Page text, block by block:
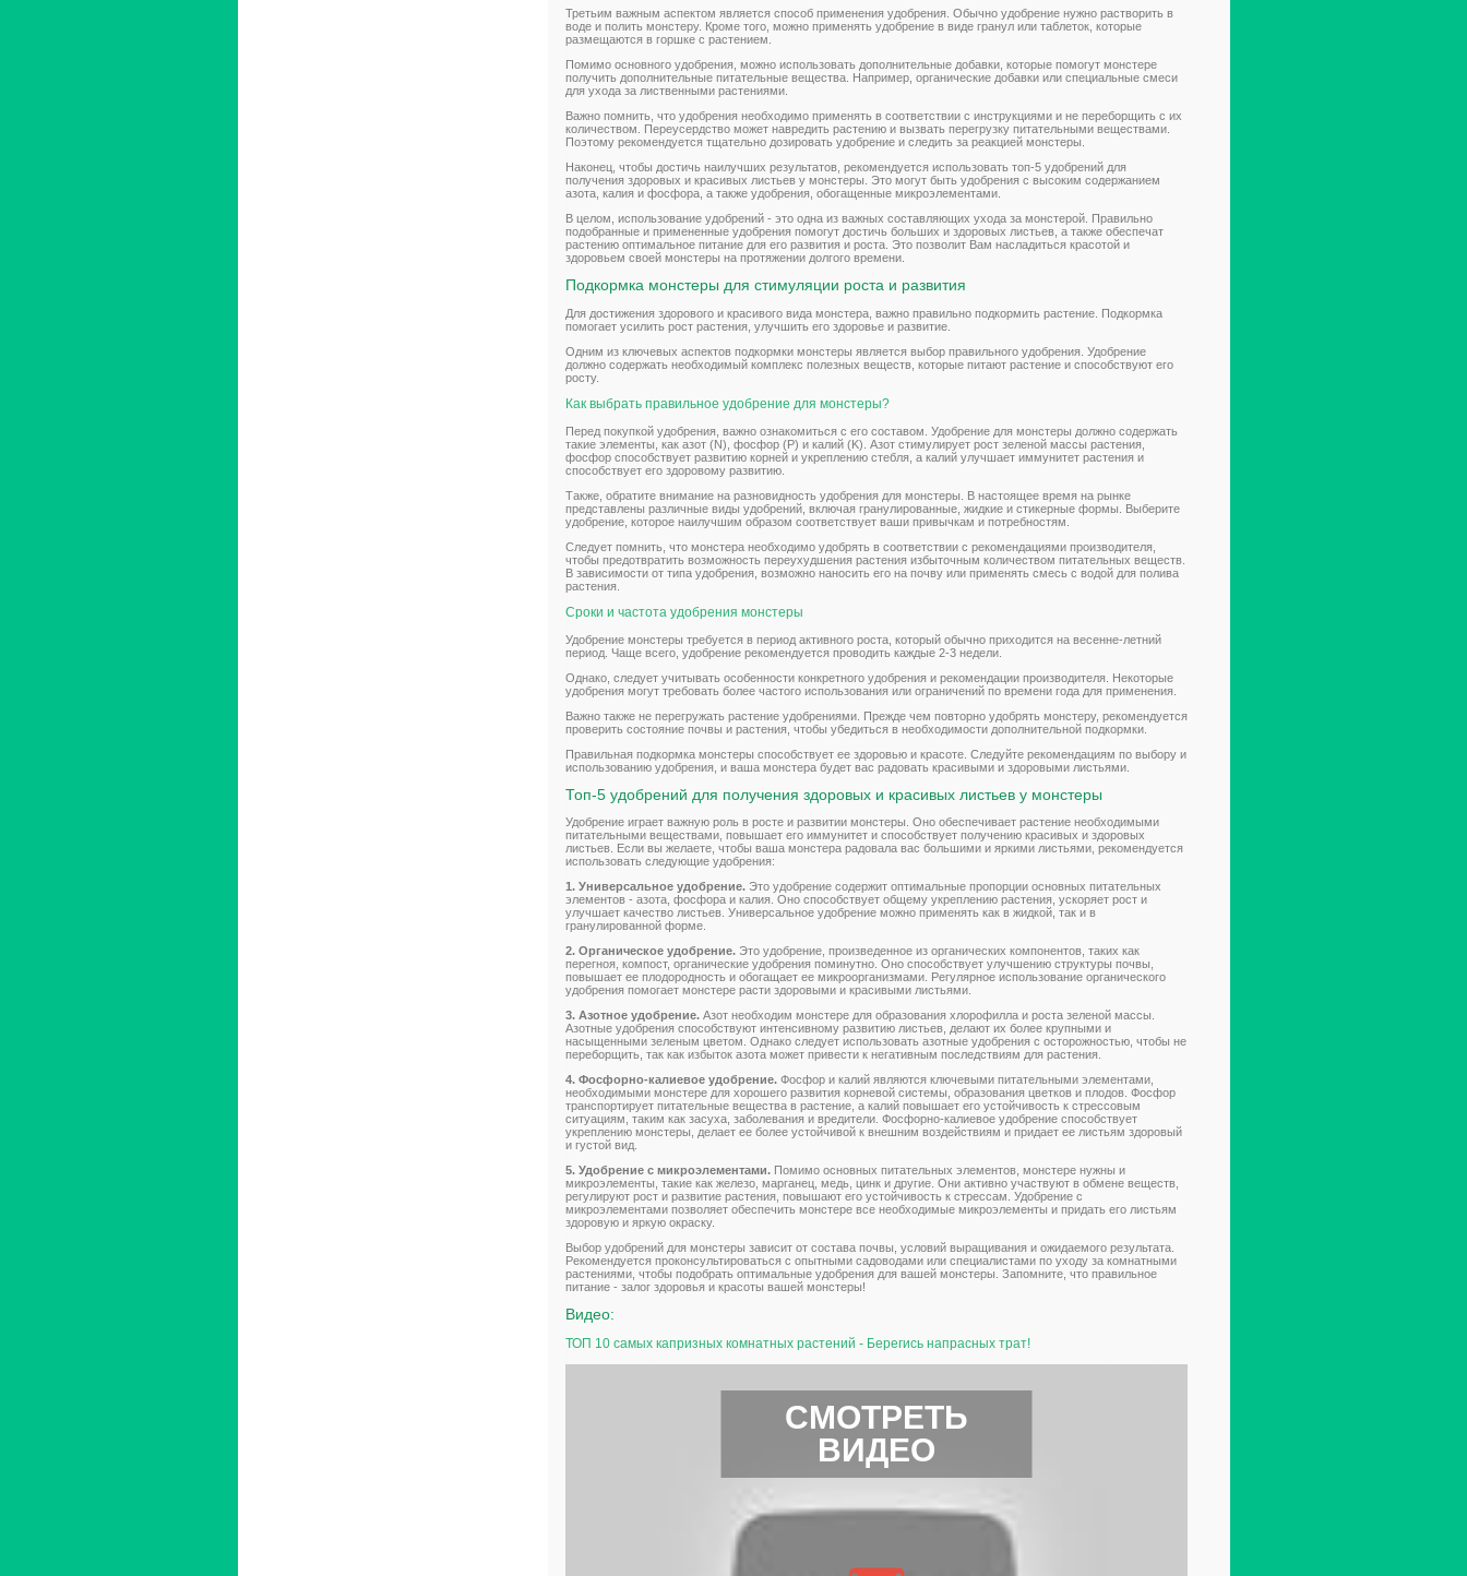
Третьим важным аспектом является способ применения удобрения. Обычно удобрение нужно растворить в
воде и полить монстеру. Кроме того, можно применять удобрение в виде гранул или таблеток, которые
размещаются в горшке с растением.
Помимо основного удобрения, можно использовать дополнительные добавки, которые помогут монстере
получить дополнительные питательные вещества. Например, органические добавки или специальные смеси
для ухода за лиственными растениями.
Важно помнить, что удобрения необходимо применять в соответствии с инструкциями и не переборщить с их
количеством. Переусердство может навредить растению и вызвать перегрузку питательными веществами.
Поэтому рекомендуется тщательно дозировать удобрение и следить за реакцией монстеры.
Наконец, чтобы достичь наилучших результатов, рекомендуется использовать топ-5 удобрений для
получения здоровых и красивых листьев у монстеры. Это могут быть удобрения с высоким содержанием
азота, калия и фосфора, а также удобрения, обогащенные микроэлементами.
В целом, использование удобрений - это одна из важных составляющих ухода за монстерой. Правильно
подобранные и примененные удобрения помогут достичь больших и здоровых листьев, а также обеспечат
растению оптимальное питание для его развития и роста. Это позволит Вам насладиться красотой и
здоровьем своей монстеры на протяжении долгого времени.
Подкормка монстеры для стимуляции роста и развития
Для достижения здорового и красивого вида монстера, важно правильно подкормить растение. Подкормка
помогает усилить рост растения, улучшить его здоровье и развитие.
Одним из ключевых аспектов подкормки монстеры является выбор правильного удобрения. Удобрение
должно содержать необходимый комплекс полезных веществ, которые питают растение и способствуют его
росту.
Как выбрать правильное удобрение для монстеры?
Перед покупкой удобрения, важно ознакомиться с его составом. Удобрение для монстеры должно содержать
такие элементы, как азот (N), фосфор (P) и калий (K). Азот стимулирует рост зеленой массы растения,
фосфор способствует развитию корней и укреплению стебля, а калий улучшает иммунитет растения и
способствует его здоровому развитию.
Также, обратите внимание на разновидность удобрения для монстеры. В настоящее время на рынке
представлены различные виды удобрений, включая гранулированные, жидкие и стикерные формы. Выберите
удобрение, которое наилучшим образом соответствует ваши привычкам и потребностям.
Следует помнить, что монстера необходимо удобрять в соответствии с рекомендациями производителя,
чтобы предотвратить возможность переухудшения растения избыточным количеством питательных веществ.
В зависимости от типа удобрения, возможно наносить его на почву или применять смесь с водой для полива
растения.
Сроки и частота удобрения монстеры
Удобрение монстеры требуется в период активного роста, который обычно приходится на весенне-летний
период. Чаще всего, удобрение рекомендуется проводить каждые 2-3 недели.
Однако, следует учитывать особенности конкретного удобрения и рекомендации производителя. Некоторые
удобрения могут требовать более частого использования или ограничений по времени года для применения.
Важно также не перегружать растение удобрениями. Прежде чем повторно удобрять монстеру, рекомендуется
проверить состояние почвы и растения, чтобы убедиться в необходимости дополнительной подкормки.
Правильная подкормка монстеры способствует ее здоровью и красоте. Следуйте рекомендациям по выбору и
использованию удобрения, и ваша монстера будет вас радовать красивыми и здоровыми листьями.
Топ-5 удобрений для получения здоровых и красивых листьев у монстеры
Удобрение играет важную роль в росте и развитии монстеры. Оно обеспечивает растение необходимыми
питательными веществами, повышает его иммунитет и способствует получению красивых и здоровых
листьев. Если вы желаете, чтобы ваша монстера радовала вас большими и яркими листьями, рекомендуется
использовать следующие удобрения:
1. Универсальное удобрение. Это удобрение содержит оптимальные пропорции основных питательных
элементов - азота, фосфора и калия. Оно способствует общему укреплению растения, ускоряет рост и
улучшает качество листьев. Универсальное удобрение можно применять как в жидкой, так и в
гранулированной форме.
2. Органическое удобрение. Это удобрение, произведенное из органических компонентов, таких как
перегноя, компост, органические удобрения поминутно. Оно способствует улучшению структуры почвы,
повышает ее плодородность и обогащает ее микроорганизмами. Регулярное использование органического
удобрения помогает монстере расти здоровыми и красивыми листьями.
3. Азотное удобрение. Азот необходим монстере для образования хлорофилла и роста зеленой массы.
Азотные удобрения способствуют интенсивному развитию листьев, делают их более крупными и
насыщенными зеленым цветом. Однако следует использовать азотные удобрения с осторожностью, чтобы не
переборщить, так как избыток азота может привести к негативным последствиям для растения.
4. Фосфорно-калиевое удобрение. Фосфор и калий являются ключевыми питательными элементами,
необходимыми монстере для хорошего развития корневой системы, образования цветков и плодов. Фосфор
транспортирует питательные вещества в растение, а калий повышает его устойчивость к стрессовым
ситуациям, таким как засуха, заболевания и вредители. Фосфорно-калиевое удобрение способствует
укреплению монстеры, делает ее более устойчивой к внешним воздействиям и придает ее листьям здоровый
и густой вид.
5. Удобрение с микроэлементами. Помимо основных питательных элементов, монстере нужны и
микроэлементы, такие как железо, марганец, медь, цинк и другие. Они активно участвуют в обмене веществ,
регулируют рост и развитие растения, повышают его устойчивость к стрессам. Удобрение с
микроэлементами позволяет обеспечить монстере все необходимые микроэлементы и придать его листьям
здоровую и яркую окраску.
Выбор удобрений для монстеры зависит от состава почвы, условий выращивания и ожидаемого результата.
Рекомендуется проконсультироваться с опытными садоводами или специалистами по уходу за комнатными
растениями, чтобы подобрать оптимальные удобрения для вашей монстеры. Запомните, что правильное
питание - залог здоровья и красоты вашей монстеры!
Видео:
ТОП 10 самых капризных комнатных растений - Берегись напрасных трат!
СМОТРЕТЬ
ВИДЕО